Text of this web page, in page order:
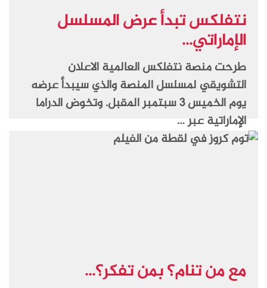
نتفلكس تبدأ عرض المسلسل
الإماراتي...
طرحت منصة نتفلكس العالمية الاعلان
التشويقي لمسلسل المنصة والذي سيبدأ عرضه
يوم الخميس 3 سبتمبر المقبل. وتخوض الدراما
الإماراتية عبر …
مع من تنام؟ بمن تفكر؟...